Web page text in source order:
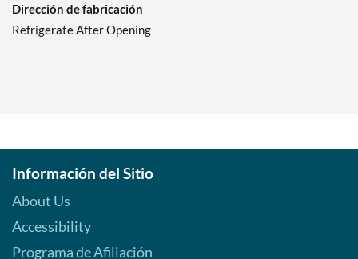
Dirección de fabricación
Refrigerate After Opening
Información del Sitio
About Us
Accessibility
Programa de Afiliación